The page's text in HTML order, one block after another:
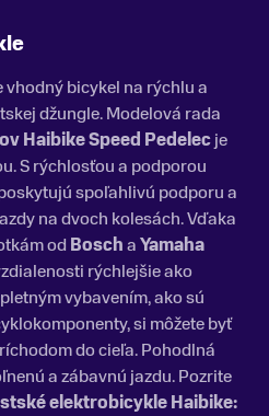
bicykel na rýchlu a
džungle. Modelová rada
Haibike Speed Pedelecje
S rýchlosťou a podporou
spoľahlivú podporu a
na dvoch kolesách. Vďaka
odBoschaYamaha
rýchlejšie ako
vybavením, ako sú
si môžete byť
do cieľa. Pohodlná
a zábavnú jazdu. Pozrite
elektrobicykle Haibike: